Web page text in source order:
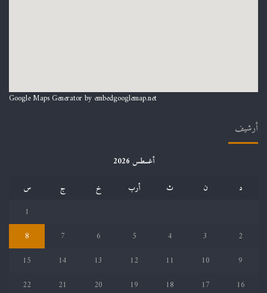
Google Maps Generator by embedgooglemap.net
أرشيف
أغسطس 2026
د
ن ث أرب خ ج
س
1
2
3
4
5
6
7
8
9
10
11
12
13
14
15
16
17
18
19
20
21
22